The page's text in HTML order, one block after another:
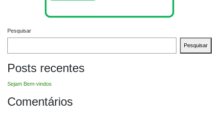
Pesquisar
Pesquisar
Posts recentes
Sejam Bem-vindos
Comentários